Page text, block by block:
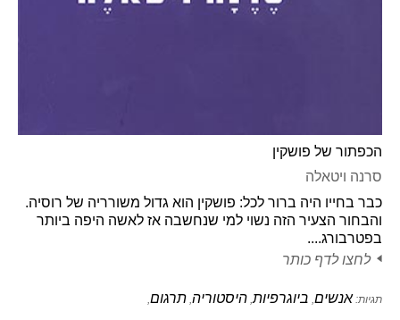
הכפתור של פושקין
סרנה ויטאלה
כבר בחייו היה ברור לכל: פושקין הוא גדול משורריה של רוסיה.
והבחור הצעיר הזה נשוי למי שנחשבה אז לאשה היפה ביותר
בפטרבורג....
לחצו לדף כותר
תגיות:אנשים ביוגרפיות היסטוריה תרגום